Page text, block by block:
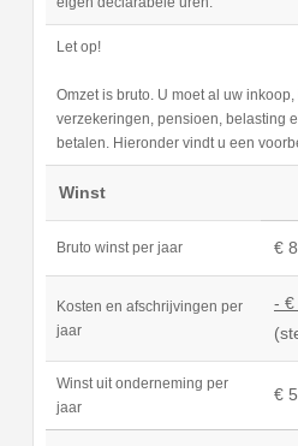
eigen declarabele uren.
Let op!
Omzet is bruto. U moet al uw inkoop,
verzekeringen, pensioen, belasting
betalen. Hieronder vindt u een
Winst
Bruto winst per jaar €
Kosten en afschrijvingen per
jaar
- €
Winst uit onderneming per
jaar
€